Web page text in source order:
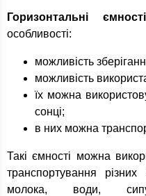
Горизонтальні
особливості:
можливість
можливість
їх можна
сонці;
в них можна
Такі ємності можна
транспортування
молока, води,